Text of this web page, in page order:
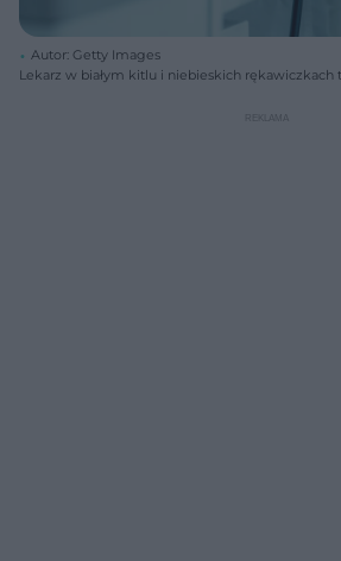
Autor: Getty Images
Lekarz w białym kitlu i niebieskich rękawiczkach
przygotować się do kolonoskopii oraz kogo